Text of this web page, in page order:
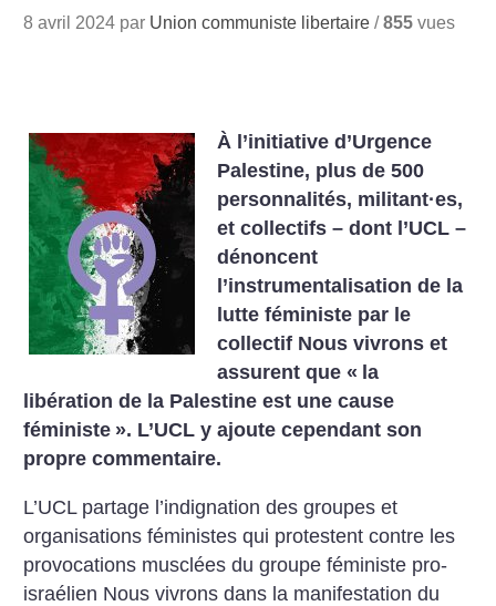
8 avril 2024 par Union communiste libertaire /855 vues
À l’initiative d’Urgence
Palestine, plus de 500
personnalités, militant·es,
et collectifs – dont l’UCL –
dénoncent
l’instrumentalisation de la
lutte féministe par le
collectif Nous vivrons et
assurent que « la
libération de la Palestine est une cause
féministe ». L’UCL y ajoute cependant son
propre commentaire.
L’UCL partage l’indignation des groupes et
organisations féministes qui protestent contre les
provocations musclées du groupe féministe pro-
israélien Nous vivrons dans la manifestation du